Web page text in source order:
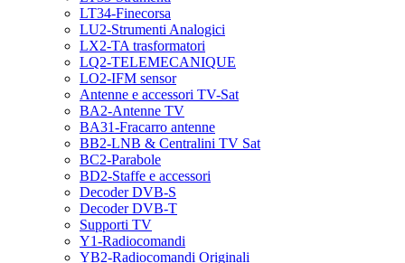
LT34-Finecorsa
LU2-Strumenti Analogici
LX2-TA trasformatori
LQ2-TELEMECANIQUE
LO2-IFM sensor
Antenne e accessori TV-Sat
BA2-Antenne TV
BA31-Fracarro antenne
BB2-LNB & Centralini TV Sat
BC2-Parabole
BD2-Staffe e accessori
Decoder DVB-S
Decoder DVB-T
Supporti TV
Y1-Radiocomandi
YB2-Radiocomandi Originali